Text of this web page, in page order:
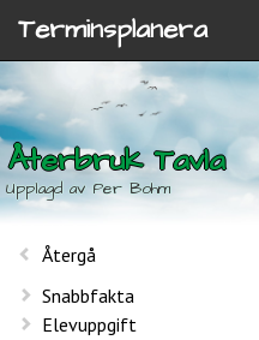
Terminsplanera
Återbruk Tavla
Upplagd av Per Bohm
Återgå
Snabbfakta
Elevuppgift